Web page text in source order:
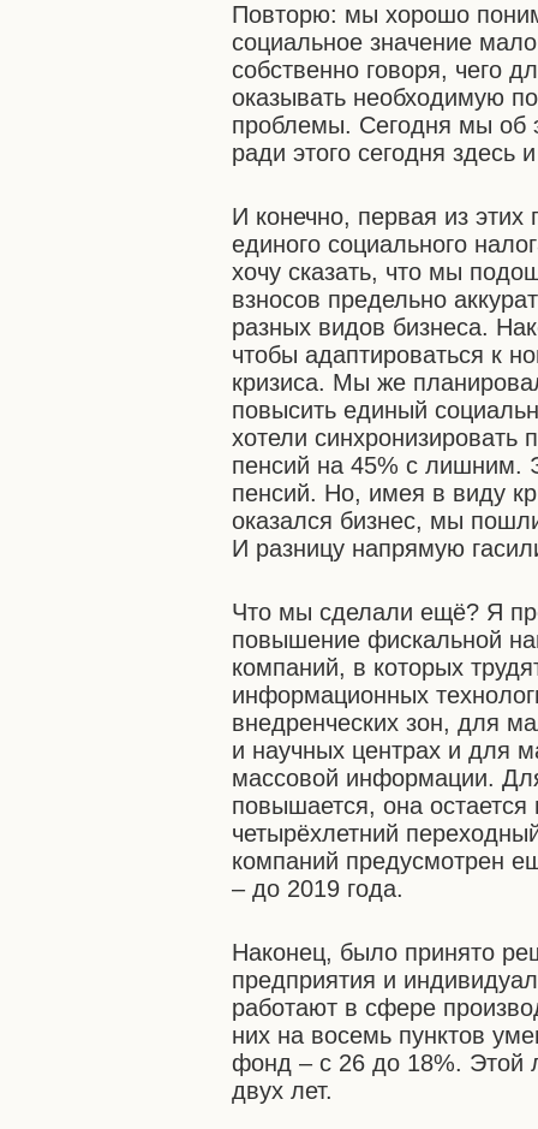
Повторю: мы хорошо
социальное значение
собственно говоря, чего
оказывать необходимую
проблемы. Сегодня мы об
ради этого сегодня здесь
И конечно, первая из
единого социального
хочу сказать, что мы
взносов предельно
разных видов бизнеса.
чтобы адаптироваться к
кризиса. Мы же
повысить единый
хотели
пенсий на 45% с лишним.
пенсий. Но, имея в виду
оказался бизнес, мы
И разницу напрямую
Что мы сделали ещё? Я
повышение фискальной
компаний, в которых
информационных
внедренческих зон, для
и научных центрах и для
массовой информации.
повышается, она
четырёхлетний
компаний предусмотрен
– до 2019 года.
Наконец, было принято
предприятия и
работают в сфере
них на восемь пунктов
фонд – с 26 до 18%. Этой
двух лет.